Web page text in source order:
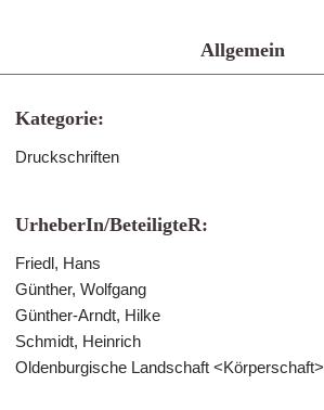
Allgemein
Kategorie:
Druckschriften
UrheberIn/BeteiligteR:
Friedl, Hans
Günther, Wolfgang
Günther-Arndt, Hilke
Schmidt, Heinrich
Oldenburgische Landschaft <Körperschaft>